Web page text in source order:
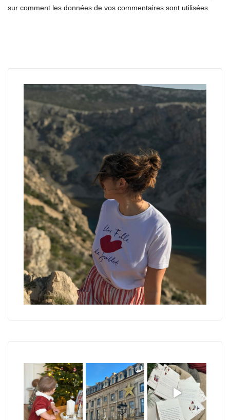
sur comment les données de vos commentaires sont utilisées.